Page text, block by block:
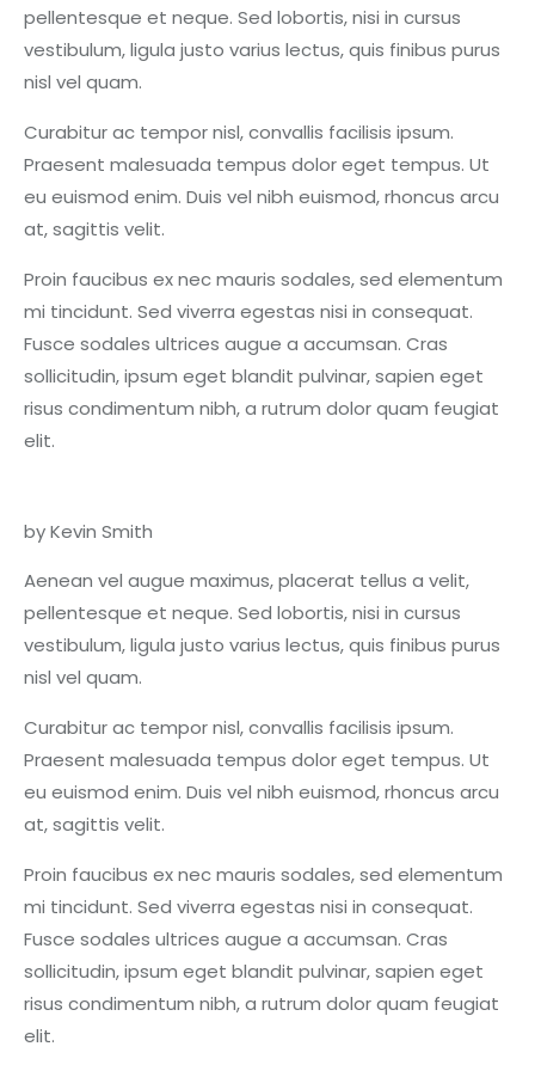
pellentesque et neque. Sed lobortis, nisi in cursus
vestibulum, ligula justo varius lectus, quis finibus purus
nisl vel quam.
Curabitur ac tempor nisl, convallis facilisis ipsum.
Praesent malesuada tempus dolor eget tempus. Ut
eu euismod enim. Duis vel nibh euismod, rhoncus arcu
at, sagittis velit.
Proin faucibus ex nec mauris sodales, sed elementum
mi tincidunt. Sed viverra egestas nisi in consequat.
Fusce sodales ultrices augue a accumsan. Cras
sollicitudin, ipsum eget blandit pulvinar, sapien eget
risus condimentum nibh, a rutrum dolor quam feugiat
elit.
by Kevin Smith
Aenean vel augue maximus, placerat tellus a velit,
pellentesque et neque. Sed lobortis, nisi in cursus
vestibulum, ligula justo varius lectus, quis finibus purus
nisl vel quam.
Curabitur ac tempor nisl, convallis facilisis ipsum.
Praesent malesuada tempus dolor eget tempus. Ut
eu euismod enim. Duis vel nibh euismod, rhoncus arcu
at, sagittis velit.
Proin faucibus ex nec mauris sodales, sed elementum
mi tincidunt. Sed viverra egestas nisi in consequat.
Fusce sodales ultrices augue a accumsan. Cras
sollicitudin, ipsum eget blandit pulvinar, sapien eget
risus condimentum nibh, a rutrum dolor quam feugiat
elit.